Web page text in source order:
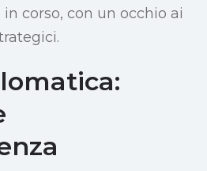
corso, con un occhio ai